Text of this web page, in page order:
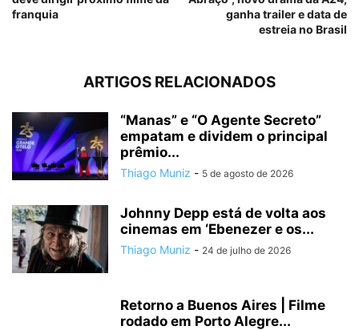
franquia
ganha trailer e data de
estreia no Brasil
ARTIGOS RELACIONADOS
“Manas” e “O Agente Secreto”
empatam e dividem o principal
prêmio...
Thiago Muniz - 5 de agosto de 2026
Johnny Depp está de volta aos
cinemas em ‘Ebenezer e os...
Thiago Muniz - 24 de julho de 2026
Retorno a Buenos Aires | Filme
rodado em Porto Alegre...